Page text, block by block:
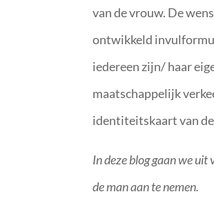
van de vrouw. De
ontwikkeld
iedereen zijn/ haar
maatschappelijk
identiteitskaart van
In deze blog gaan we
de man aan te nemen.